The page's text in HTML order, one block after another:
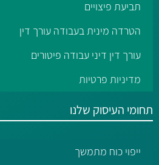
תביעת פיצויים
הטרדה מינית בעבודה עורך דין
עורך דין דיני עבודה פיטורים
מדיניות פרטיות
תחומי העיסוק שלנו
ייפוי כוח מתמשך